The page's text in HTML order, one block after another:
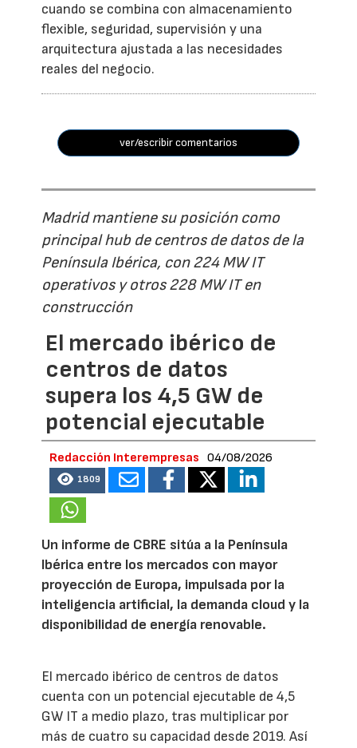
cuando se combina con almacenamiento
flexible, seguridad, supervisión y una
arquitectura ajustada a las necesidades
reales del negocio.
ver/escribir comentarios
Madrid mantiene su posición como
principal hub de centros de datos de la
Península Ibérica, con 224 MW IT
operativos y otros 228 MW IT en
construcción
El mercado ibérico de
centros de datos
supera los 4,5 GW de
potencial ejecutable
Redacción Interempresas 04/08/2026
1809
Un informe de CBRE sitúa a la Península
Ibérica entre los mercados con mayor
proyección de Europa, impulsada por la
inteligencia artificial, la demanda cloud y la
disponibilidad de energía renovable.
El mercado ibérico de centros de datos
cuenta con un potencial ejecutable de 4,5
GW IT a medio plazo, tras multiplicar por
más de cuatro su capacidad desde 2019. Así